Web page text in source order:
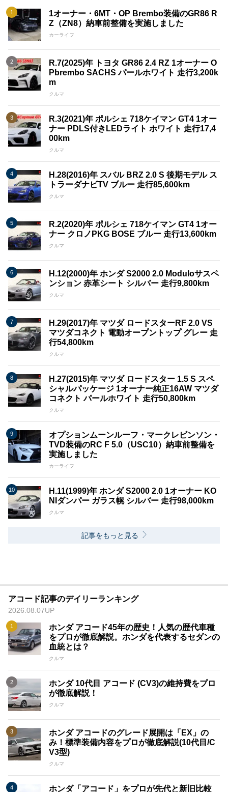
1オーナー・6MT・OP Brembo装備のGR86 R
Z（ZN8）納車前整備を実施しました
カーライフ
R.7(2025)年 トヨタ GR86 2.4 RZ 1オーナー O
Pbrembo SACHS パールホワイト 走行3,200k
m
クルマ
R.3(2021)年 ポルシェ 718ケイマン GT4 1オー
ナー PDLS付きLEDライト ホワイト 走行17,4
00km
クルマ
H.28(2016)年 スバル BRZ 2.0 S 後期モデル ス
トラーダナビTV ブルー 走行85,600km
クルマ
R.2(2020)年 ポルシェ 718ケイマン GT4 1オー
ナー クロノPKG BOSE ブルー 走行13,600km
クルマ
H.12(2000)年 ホンダ S2000 2.0 Moduloサスペ
ンション 赤革シート シルバー 走行9,800km
クルマ
H.29(2017)年 マツダ ロードスターRF 2.0 VS
マツダコネクト 電動オープントップ グレー 走
行54,800km
クルマ
H.27(2015)年 マツダ ロードスター 1.5 S スペ
シャルパッケージ 1オーナー純正16AW マツダ
コネクト パールホワイト 走行50,800km
クルマ
オプションムーンルーフ・マークレビンソン・
TVD装備のRC F 5.0（USC10）納車前整備を
実施しました
カーライフ
H.11(1999)年 ホンダ S2000 2.0 1オーナー KO
NIダンパー ガラス幌 シルバー 走行98,000km
クルマ
記事をもっと見る
アコード記事のデイリーランキング
2026.08.07UP
ホンダ アコード45年の歴史！人気の歴代車種
をプロが徹底解説。ホンダを代表するセダンの
血統とは？
クルマ
ホンダ 10代目 アコード (CV3)の維持費をプロ
が徹底解説！
クルマ
ホンダ アコードのグレード展開は「EX」の
み！標準装備内容をプロが徹底解説(10代目/C
V3型)
クルマ
ホンダ「アコード」をプロが先代と新旧比較